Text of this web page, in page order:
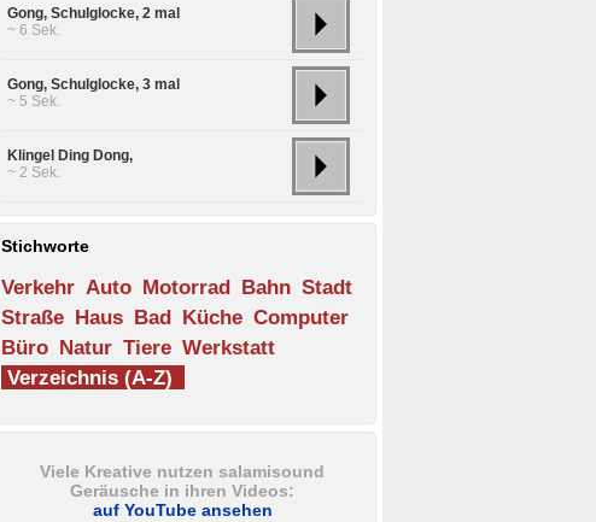
Gong, Schulglocke, 2 mal
~ 6 Sek.
Gong, Schulglocke, 3 mal
~ 5 Sek.
Klingel Ding Dong,
~ 2 Sek.
Stichworte
Verkehr Auto Motorrad Bahn Stadt
Straße Haus Bad Küche Computer
Büro Natur Tiere Werkstatt
Verzeichnis (A-Z)
Viele Kreative nutzen salamisound
Geräusche in ihren Videos:
auf YouTube ansehen